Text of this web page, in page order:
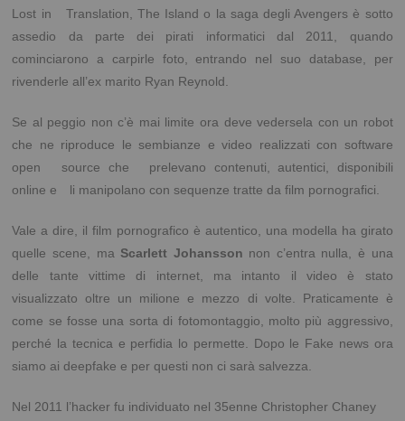
Lost in Translation, The Island o la saga degli Avengers è sotto
assedio da parte dei pirati informatici dal 2011, quando
cominciarono a carpirle foto, entrando nel suo database, per
rivenderle all’ex marito Ryan Reynold.
Se al peggio non c’è mai limite ora deve vedersela con un robot
che ne riproduce le sembianze e video realizzati con software
open source che prelevano contenuti, autentici, disponibili
online e li manipolano con sequenze tratte da film pornografici.
Vale a dire, il film pornografico è autentico, una modella ha girato
quelle scene, ma Scarlett Johansson non c’entra nulla, è una
delle tante vittime di internet, ma intanto il video è stato
visualizzato oltre un milione e mezzo di volte. Praticamente è
come se fosse una sorta di fotomontaggio, molto più aggressivo,
perché la tecnica e perfidia lo permette. Dopo le Fake news ora
siamo ai deepfake e per questi non ci sarà salvezza.
Nel 2011 l’hacker fu individuato nel 35enne Christopher Chaney